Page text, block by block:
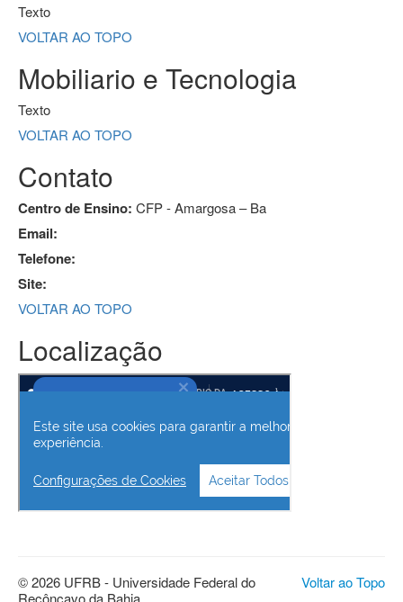
Texto
VOLTAR AO TOPO
Mobiliario e Tecnologia
Texto
VOLTAR AO TOPO
Contato
Centro de Ensino: CFP - Amargosa – Ba
Email:
Telefone:
Site:
VOLTAR AO TOPO
Localização
Voltar ao Topo
© 2026 UFRB - Universidade Federal do
Recôncavo da Bahia